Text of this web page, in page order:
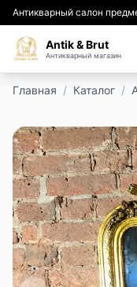
Антикварный салон
Antik & Brut
Антикварный магазин
АРЕНДА
ПОДАРКИ
КИНОСЪЕМКА
ЭКСКУРСИИ
Главная / Каталог /